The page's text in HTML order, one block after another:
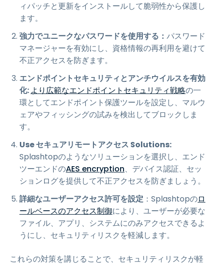
ィパッチと更新をインストールして脆弱性から保護し
ます。
強力でユニークなパスワードを使用する： パスワード
マネージャーを有効にし、資格情報の再利用を避けて
不正アクセスを防ぎます。
エンドポイントセキュリティとアンチウイルスを有効
化: より広範なエンドポイントセキュリティ戦略の一
環としてエンドポイント保護ツールを設定し、マルウ
ェアやフィッシングの試みを検出してブロックしま
す。
Use セキュアリモートアクセス Solutions:
Splashtopのようなソリューションを選択し、エンド
ツーエンドのAES encryption、デバイス認証、セッ
ションログを提供して不正アクセスを防ぎましょう。
詳細なユーザーアクセス許可を設定 ：Splashtopのロ
ールベースのアクセス制御により、ユーザーが必要な
ファイル、アプリ、システムにのみアクセスできるよ
うにし、セキュリティリスクを軽減します。
これらの対策を講じることで、セキュリティリスクが軽